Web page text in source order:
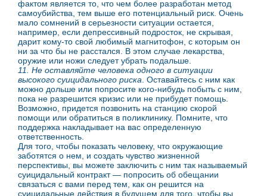
фактом является то, что чем более разработан метод
самоубийства, тем выше его потенциальный риск. Очень
мало сомнений в серьезности ситуации остается,
например, если депрессивный подросток, не скрывая,
дарит кому-то свой любимый магнитофон, с которым он
ни за что бы не расстался. В этом случае лекарства,
оружие или ножи следует убрать подальше.
11. Не оставляйте человека одного в ситуации
высокого суицидального риска . Оставайтесь с ним как
можно дольше или попросите кого-нибудь побыть с ним,
пока не разрешится кризис или не прибудет помощь.
Возможно, придется позвонить на станцию скорой
помощи или обратиться в поликлинику. Помните, что
поддержка накладывает на вас определенную
ответственность.
Для того, чтобы показать человеку, что окружающие
заботятся о нем, и создать чувство жизненной
перспективы, вы можете заключить с ним так называемый
суицидальный контракт — попросить об обещании
связаться с вами перед тем, как он решится на
суицидальные действия в будущем для того, чтобы вы